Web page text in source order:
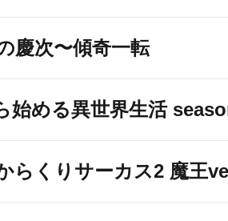
慶次〜傾奇一転
始める異世界生活
らくりサーカス2 魔王